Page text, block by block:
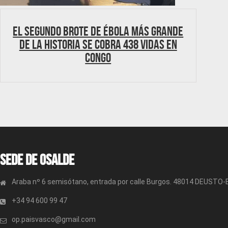
El segundo brote de ébola más grande
de la historia se cobra 438 vidas en
Congo
Sede de OSALDE
Araba nº 6 semisótano, entrada por calle Burgos. 48014 DEUSTO-
+34 94 600 99 47
op.paisvasco@gmail.com